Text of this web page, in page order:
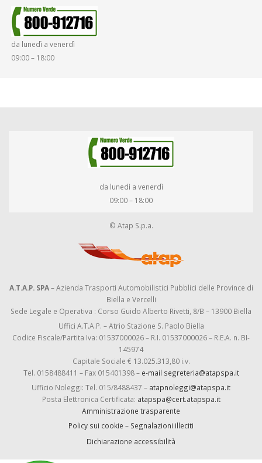
da lunedì a venerdì
09:00 – 18:00
da lunedì a venerdì
09:00 – 18:00
© Atap S.p.a.
A.T.A.P. SPA– Azienda Trasporti Automobilistici Pubblici delle Province di
Biella e Vercelli
Sede Legale e Operativa : Corso Guido Alberto Rivetti, 8/B – 13900 Biella
Uffici A.T.A.P. – Atrio Stazione S. Paolo Biella
Codice Fiscale/Partita Iva: 01537000026 – R.I. 01537000026 – R.E.A. n. BI-
145974
Capitale Sociale € 13.025.313,80 i.v.
Tel. 0158488411 – Fax 015401398 – e-mail segreteria@atapspa.it
Ufficio Noleggi: Tel. 015/8488437 – atapnoleggi@atapspa.it
Posta Elettronica Certificata: atapspa@cert.atapspa.it
Amministrazione trasparente
Policy sui cookie – Segnalazioni illeciti
Dichiarazione accessibilità